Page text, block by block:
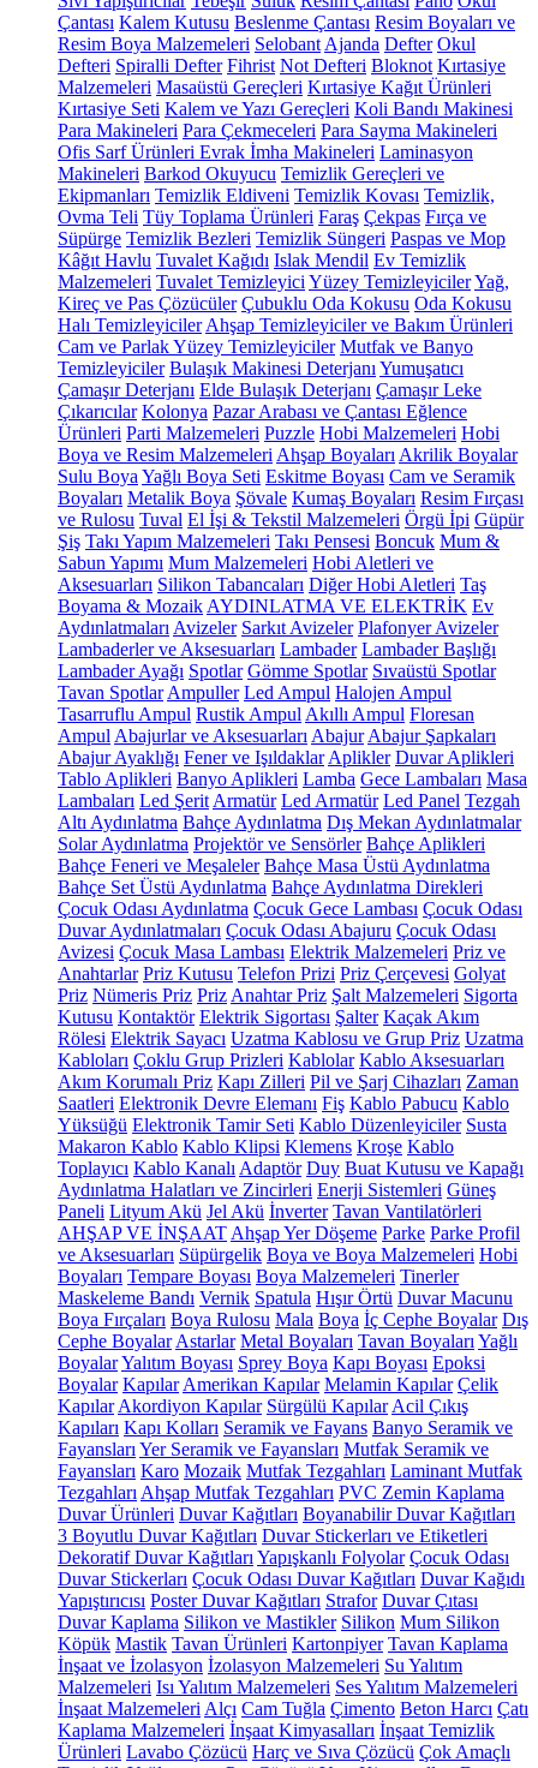
Çantası Kalem Kutusu Beslenme Çantası Resim Boyaları ve
Resim Boya Malzemeleri Selobant Ajanda Defter Okul
Defteri Spiralli Defter Fihrist Not Defteri Bloknot Kırtasiye
Malzemeleri Masaüstü Gereçleri Kırtasiye Kağıt Ürünleri
Kırtasiye Seti Kalem ve Yazı Gereçleri Koli Bandı Makinesi
Para Makineleri Para Çekmeceleri Para Sayma Makineleri
Ofis Sarf Ürünleri Evrak İmha Makineleri Laminasyon
Makineleri Barkod Okuyucu Temizlik Gereçleri ve
Ekipmanları Temizlik Eldiveni Temizlik Kovası Temizlik,
Ovma Teli Tüy Toplama Ürünleri Faraş Çekpas Fırça ve
Süpürge Temizlik Bezleri Temizlik Süngeri Paspas ve Mop
Kâğıt Havlu Tuvalet Kağıdı Islak Mendil Ev Temizlik
Malzemeleri Tuvalet Temizleyici Yüzey TemizleyicilerYağ,
Kireç ve Pas Çözücüler Çubuklu Oda Kokusu Oda Kokusu
Halı Temizleyiciler Ahşap Temizleyiciler ve Bakım Ürünleri
Cam ve Parlak Yüzey Temizleyiciler Mutfak ve Banyo
Temizleyiciler Bulaşık Makinesi Deterjanı Yumuşatıcı
Çamaşır Deterjanı Elde Bulaşık Deterjanı Çamaşır Leke
Çıkarıcılar Kolonya Pazar Arabası ve Çantası Eğlence
Ürünleri Parti Malzemeleri Puzzle Hobi Malzemeleri Hobi
Boya ve Resim Malzemeleri Ahşap Boyaları Akrilik Boyalar
Sulu Boya Yağlı Boya Seti Eskitme Boyası Cam ve Seramik
Boyaları Metalik Boya Şövale Kumaş Boyaları Resim Fırçası
ve Rulosu Tuval El İşi & Tekstil Malzemeleri Örgü İpi Güpür
Şiş Takı Yapım Malzemeleri Takı Pensesi Boncuk Mum &
Sabun Yapımı Mum Malzemeleri Hobi Aletleri ve
Aksesuarları Silikon Tabancaları Diğer Hobi Aletleri Taş
Boyama & Mozaik AYDINLATMA VE ELEKTRİK Ev
Aydınlatmaları Avizeler Sarkıt Avizeler Plafonyer Avizeler
Lambaderler ve Aksesuarları Lambader Lambader Başlığı
Lambader Ayağı Spotlar Gömme Spotlar Sıvaüstü Spotlar
Tavan Spotlar Ampuller Led Ampul Halojen Ampul
Tasarruflu Ampul Rustik Ampul Akıllı Ampul Floresan
Ampul Abajurlar ve Aksesuarları Abajur Abajur Şapkaları
Abajur Ayaklığı Fener ve Işıldaklar Aplikler Duvar Aplikleri
Tablo Aplikleri Banyo Aplikleri Lamba Gece Lambaları Masa
Lambaları Led Şerit Armatür Led Armatür Led Panel Tezgah
Altı Aydınlatma Bahçe Aydınlatma Dış Mekan Aydınlatmalar
Solar Aydınlatma Projektör ve Sensörler Bahçe Aplikleri
Bahçe Feneri ve Meşaleler Bahçe Masa Üstü Aydınlatma
Bahçe Set Üstü Aydınlatma Bahçe Aydınlatma Direkleri
Çocuk Odası Aydınlatma Çocuk Gece Lambası Çocuk Odası
Duvar Aydınlatmaları Çocuk Odası Abajuru Çocuk Odası
Avizesi Çocuk Masa Lambası Elektrik Malzemeleri Priz ve
Anahtarlar Priz Kutusu Telefon Prizi Priz Çerçevesi Golyat
Priz Nümeris Priz Priz Anahtar Priz Şalt Malzemeleri Sigorta
Kutusu Kontaktör Elektrik Sigortası Şalter Kaçak Akım
Rölesi Elektrik Sayacı Uzatma Kablosu ve Grup Priz Uzatma
Kabloları Çoklu Grup Prizleri Kablolar Kablo Aksesuarları
Akım Korumalı Priz Kapı Zilleri Pil ve Şarj Cihazları Zaman
Saatleri Elektronik Devre Elemanı Fiş Kablo Pabucu Kablo
Yüksüğü Elektronik Tamir Seti Kablo Düzenleyiciler Susta
Makaron Kablo Kablo Klipsi Klemens Kroşe Kablo
Toplayıcı Kablo Kanalı Adaptör Duy Buat Kutusu ve Kapağı
Aydınlatma Halatları ve Zincirleri Enerji Sistemleri Güneş
Paneli Lityum Akü Jel Akü İnverter Tavan Vantilatörleri
AHŞAP VE İNŞAAT Ahşap Yer Döşeme Parke Parke Profil
ve Aksesuarları Süpürgelik Boya ve Boya Malzemeleri Hobi
Boyaları Tempare Boyası Boya Malzemeleri Tinerler
Maskeleme Bandı Vernik Spatula Hışır Örtü Duvar Macunu
Boya Fırçaları Boya Rulosu Mala Boya İç Cephe Boyalar Dış
Cephe Boyalar Astarlar Metal Boyaları Tavan Boyaları Yağlı
BoyalarYalıtım Boyası Sprey Boya Kapı Boyası Epoksi
Boyalar Kapılar Amerikan Kapılar Melamin Kapılar Çelik
Kapılar Akordiyon Kapılar Sürgülü Kapılar Acil Çıkış
Kapıları Kapı Kolları Seramik ve Fayans Banyo Seramik ve
Fayansları Yer Seramik ve Fayansları Mutfak Seramik ve
Fayansları Karo Mozaik Mutfak Tezgahları Laminant Mutfak
Tezgahları Ahşap Mutfak Tezgahları PVC Zemin Kaplama
Duvar Ürünleri Duvar Kağıtları Boyanabilir Duvar Kağıtları
3 Boyutlu Duvar Kağıtları Duvar Stickerları ve Etiketleri
Dekoratif Duvar Kağıtları Yapışkanlı Folyolar Çocuk Odası
Duvar Stickerları Çocuk Odası Duvar Kağıtları Duvar Kağıdı
Yapıştırıcısı Poster Duvar Kağıtları Strafor Duvar Çıtası
Duvar Kaplama Silikon ve Mastikler Silikon Mum Silikon
Köpük Mastik Tavan Ürünleri Kartonpiyer Tavan Kaplama
İnşaat ve İzolasyon İzolasyon Malzemeleri Su Yalıtım
Malzemeleri Isı Yalıtım Malzemeleri Ses Yalıtım Malzemeleri
İnşaat Malzemeleri Alçı Cam Tuğla Çimento Beton Harcı Çatı
Kaplama Malzemeleri İnşaat Kimyasalları İnşaat Temizlik
Ürünleri Lavabo Çözücü Harç ve Sıva Çözücü Çok Amaçlı